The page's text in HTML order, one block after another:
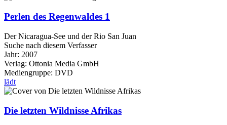
Perlen des Regenwaldes 1
Der Nicaragua-See und der Rio San Juan
Suche nach diesem Verfasser
Jahr: 2007
Verlag: Ottonia Media GmbH
Mediengruppe: DVD
lädt
Die letzten Wildnisse Afrikas